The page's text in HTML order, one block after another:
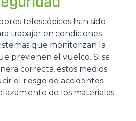
telescópicos han sido
trabajar en condiciones
que monitorizan la
previenen el vuelco. Si se
correcta, estos medios
el riesgo de accidentes
de los materiales.